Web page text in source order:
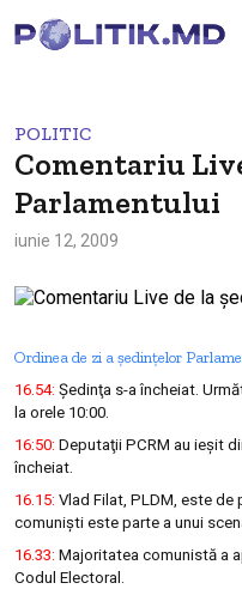
POLITIC
Comentariu
Parlamentului
iunie 12, 2009
Ordinea de zi a şedinţelor
16.54: Şedinţa s-a încheiat.
la orele 10:00.
16:50: Deputaţii PCRM au ieşit
încheiat.
16.15: Vlad Filat, PLDM, este de
comunişti este parte a unui
16.33: Majoritatea comunistă a
Codul Electoral.